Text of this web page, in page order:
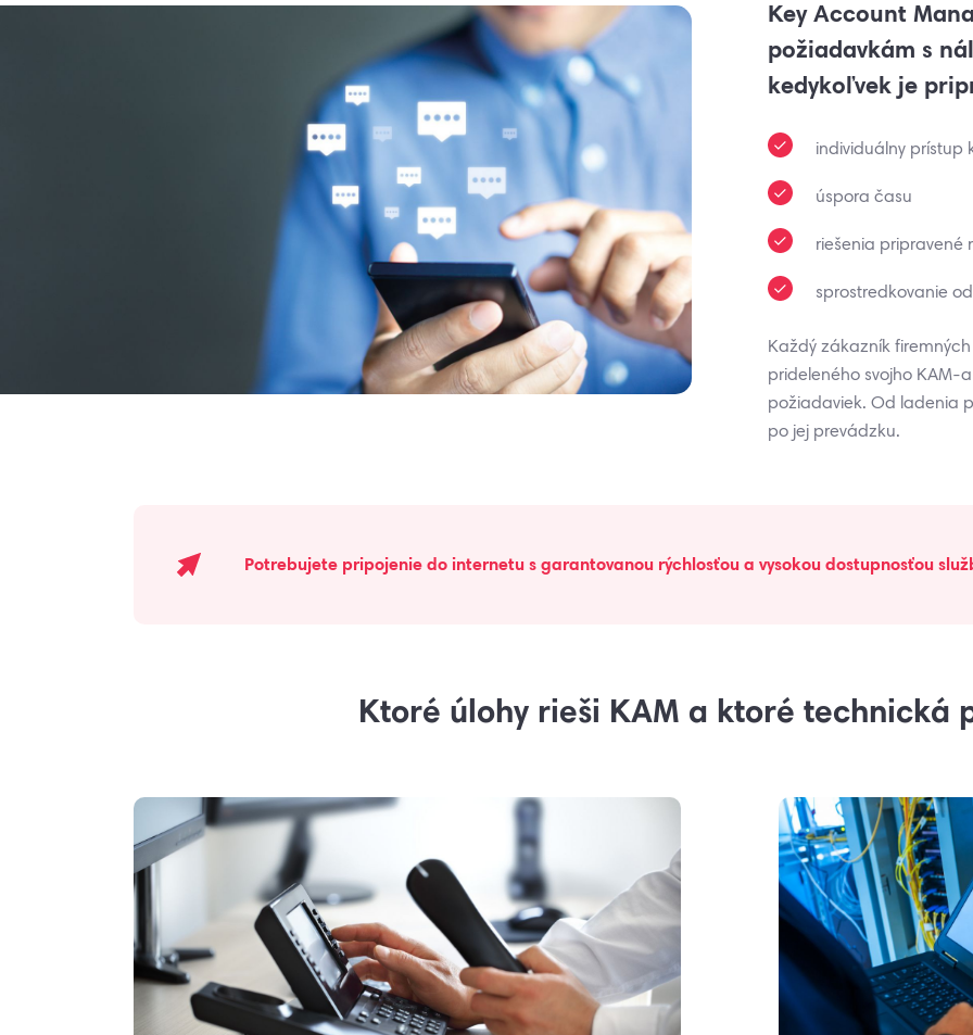
Key Account
požiadavkám s
kedykoľvek je
individuálny prístup
úspora času
riešenia pripravené
sprostredkovanie
Každý zákazník
prideleného svojho KAM-
požiadaviek. Od ladenia
po jej prevádzku.
Potrebujete pripojenie do internetu s garantovanou rýchlosťou a vysokou dostupnosťou
Ktoré úlohy rieši KAM a ktoré technická